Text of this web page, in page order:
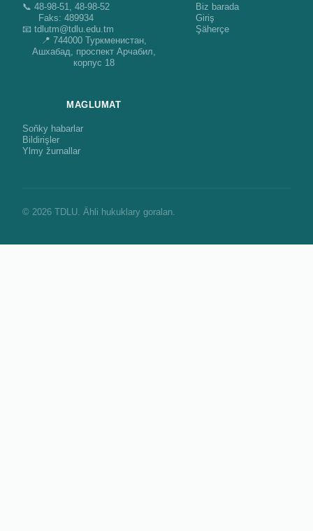
📞 48-98-51, 48-98-52
Faks: 489934
📧 tdlutm@tdlu.edu.tm
📍 744000 Туркменистан,
Ашхабад, проспект Арчабил,
корпус 18
Biz barada
Giriş
Şäherçe
MAGLUMAT
Soňky habarlar
Bildirişler
Ylmy žurnallar
© 2026 TDLU. Ähli hukuklary goralan.